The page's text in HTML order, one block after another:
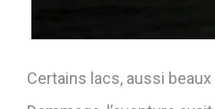
Certains lacs, aussi